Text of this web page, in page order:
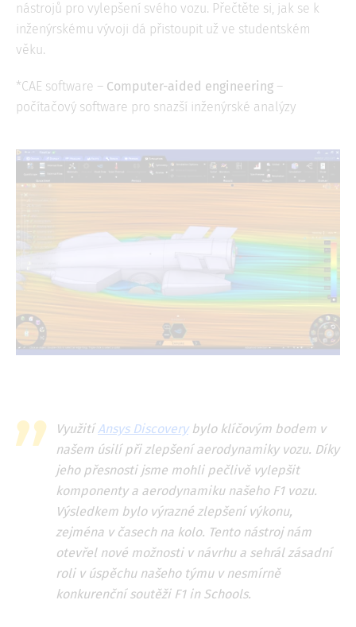
nástrojů pro vylepšení svého vozu. Přečtěte si, jak se k
inženýrskému vývoji dá přistoupit už ve studentském
věku.
*CAE software – Computer-aided engineering –
počítačový software pro snazší inženýrské analýzy
Image
VyužitíAnsys Discoverybylo klíčovým bodem v
našem úsilí při zlepšení aerodynamiky vozu. Díky
jeho přesnosti jsme mohli pečlivě vylepšit
komponenty a aerodynamiku našeho F1 vozu.
Výsledkem bylo výrazné zlepšení výkonu,
zejména v časech na kolo. Tento nástroj nám
otevřel nové možnosti v návrhu a sehrál zásadní
roli v úspěchu našeho týmu v nesmírně
konkurenční soutěži F1 in Schools.